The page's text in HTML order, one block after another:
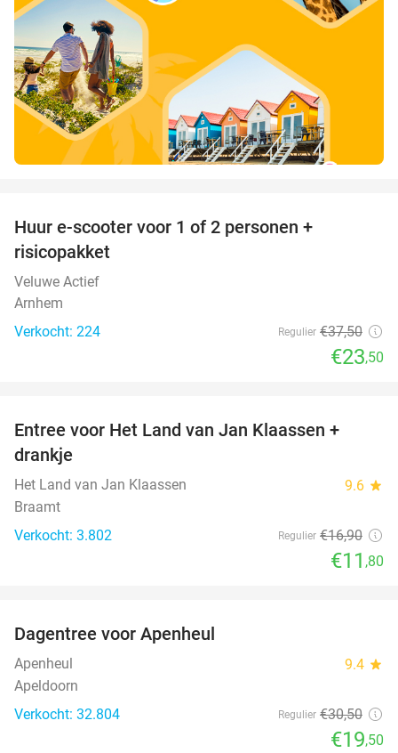
Huur e-scooter voor 1 of 2 personen +
risicopakket
Veluwe Actief
Arnhem
Verkocht: 224
Regulier €37,50
€23,50
Entree voor Het Land van Jan Klaassen +
drankje
Het Land van Jan Klaassen 9.6 star
Braamt
Verkocht: 3.802
Regulier €16,90
€11 ,80
Dagentree voor Apenheul
Apenheul 9.4 star
Apeldoorn
Verkocht: 32.804
Regulier €30,50
€19,50